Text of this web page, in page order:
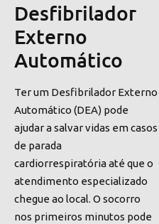
Desfibrilador
Externo
Automático
Ter um Desfibrilador Externo
Automático (DEA) pode
ajudar a salvarvidas em casos
de parada
cardiorrespiratóriaaté que o
atendimento especializado
chegue ao local. O socorro
nos primeiros minutos pode